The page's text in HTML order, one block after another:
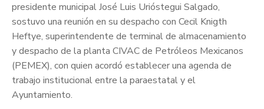
presidente municipal José Luis Urióstegui Salgado,
sostuvo una reunión en su despacho con Cecil Knigth
Heftye, superintendente de terminal de almacenamiento
y despacho de la planta CIVAC de Petróleos Mexicanos
(PEMEX), con quien acordó establecer una agenda de
trabajo institucional entre la paraestatal y el
Ayuntamiento.